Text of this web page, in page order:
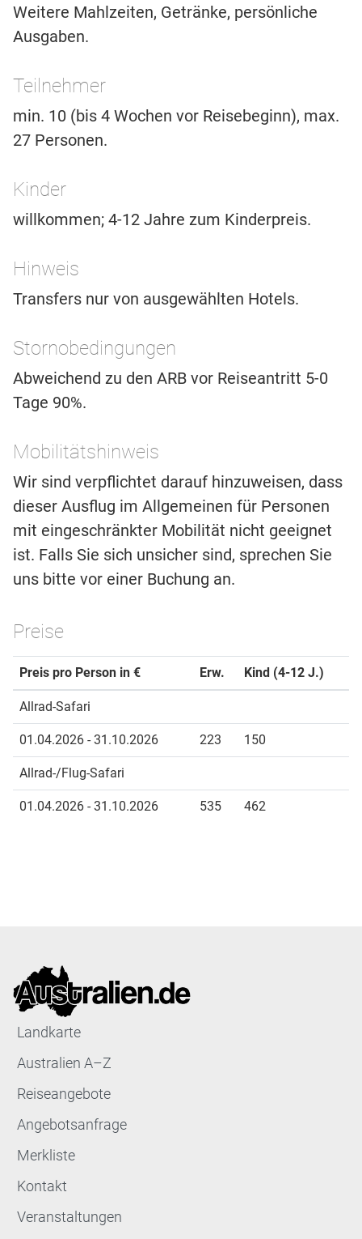
Weitere Mahlzeiten, Getränke, persönliche
Ausgaben.
Teilnehmer
min. 10 (bis 4 Wochen vor Reisebeginn), max.
27 Personen.
Kinder
willkommen; 4-12 Jahre zum Kinderpreis.
Hinweis
Transfers nur von ausgewählten Hotels.
Stornobedingungen
Abweichend zu den ARB vor Reiseantritt 5-0
Tage 90%.
Mobilitätshinweis
Wir sind verpflichtet darauf hinzuweisen, dass
dieser Ausflug im Allgemeinen für Personen
mit eingeschränkter Mobilität nicht geeignet
ist. Falls Sie sich unsicher sind, sprechen Sie
uns bitte vor einer Buchung an.
Preise
Preis pro Person in € Erw. Kind (4-12 J.)
Allrad-Safari
01.04.2026 - 31.10.2026 223 150
Allrad-/Flug-Safari
01.04.2026 - 31.10.2026 535 462
Landkarte
Australien A–Z
Reiseangebote
Angebotsanfrage
Merkliste
Kontakt
Veranstaltungen